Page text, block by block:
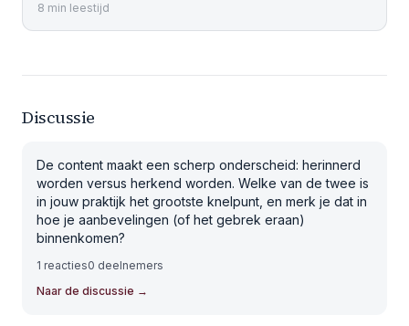
8 min leestijd
Discussie
De content maakt een scherp onderscheid: herinnerd
worden versus herkend worden. Welke van de twee is
in jouw praktijk het grootste knelpunt, en merk je dat in
hoe je aanbevelingen (of het gebrek eraan)
binnenkomen?
1 reacties0 deelnemers
Naar de discussie →